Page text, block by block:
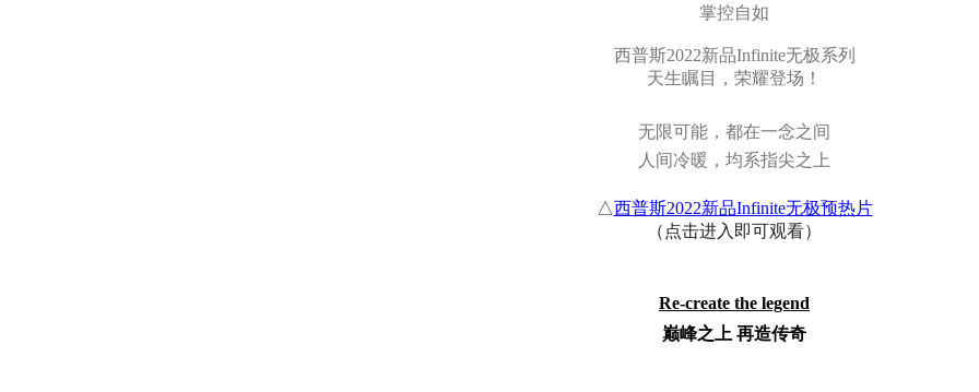
掌控自如
西普斯2022新品Infinite无极系列
天生瞩目，荣耀登场！
无限可能，都在一念之间
人间冷暖，均系指尖之上
△西普斯2022新品Infinite无极预热片
（点击进入即可观看）
Re-create the legend
巅峰之上 再造传奇